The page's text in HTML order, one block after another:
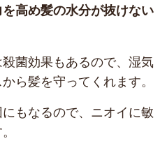
高め髪の水分が抜けない
菌効果もあるので、湿気
ら髪を守ってくれます。
もなるので、ニオイに敏